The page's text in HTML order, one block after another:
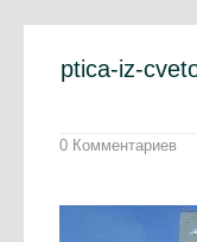
ptica-iz-
0 Комментариев